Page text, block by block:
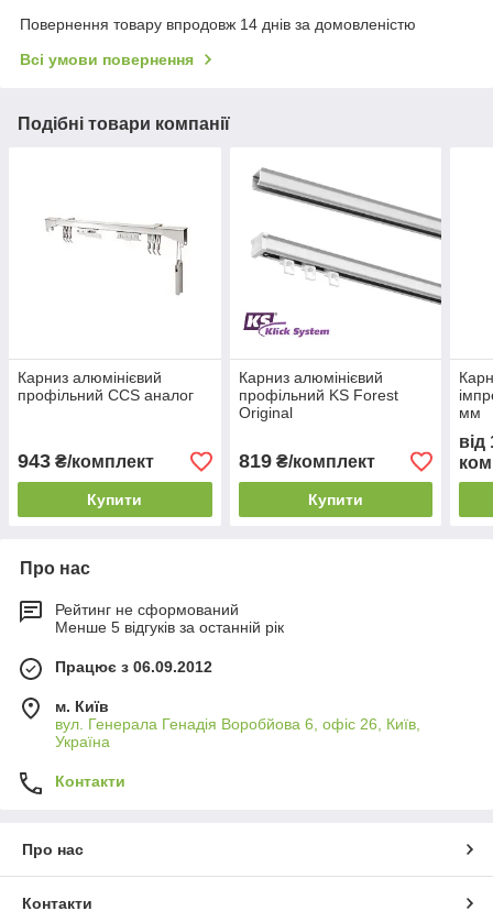
Повернення товару впродовж 14 днів за домовленістю
Всі умови повернення
Подібні товари компанії
Карниз алюмінієвий
профільний CCS аналог
943 ₴/комплект
Купити
Карниз алюмінієвий
профільний KS Forest
Original
819₴/комплект
Купити
мм
від
Про нас
Рейтинг не сформований
Менше 5 відгуків за останній рік
Працює з 06.09.2012
м. Київ
вул. Генерала Генадія Воробйова 6, офіс 26, Київ,
Україна
Контакти
Про нас
Контакти